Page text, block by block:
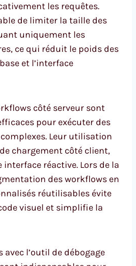
les requêtes.
de limiter la taille des
uniquement les
ce qui réduit le poids des
et l’interface
côté serveur sont
pour exécuter des
Leur utilisation
chargement côté client,
réactive. Lors de la
des workflows en
réutilisables évite
visuel et simplifie la
avec l’outil de débogage